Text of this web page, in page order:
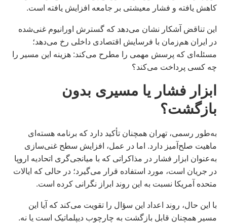
کاهش یافته و فشار معیشتی بر جامعه افزایش یافته است.
این تناقض آشکار نشان می‌دهد که گسترش اورانیوم غنی‌شده
در ایران هم‌زمان با فرسایش اقتصادی داخلی رخ می‌دهد؛
مسئله‌ای که پرسش مهمی را مطرح می‌کند: هزینه این مسیر را
چه کسی پرداخت می‌کند؟
ابزار فشار یا مسیری بدون
بازگشت؟
به‌طور رسمی، تهران همچنان تأکید دارد که برنامه هسته‌ای
ماهیت صلح‌آمیز دارد. اما در عمل، افزایش سطح غنی‌سازی
به‌عنوان ابزار فشار در مذاکراتی که با میانجی‌گری اتحادیه اروپا
در جریان است، مورد استفاده قرار می‌گیرد؛ در حالی که ایالات
متحده آمریکا نسبت به این روند ابراز نگرانی کرده است.
با این حال، روند اعداد این سؤال را تقویت می‌کند که آیا این
مسیر همچنان قابل بازگشت به چارچوب دیپلماتیک است یا نه.